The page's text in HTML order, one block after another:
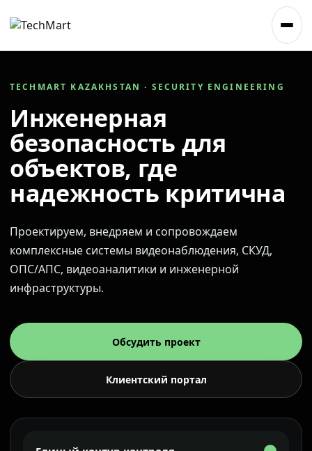
TECHMART KAZAKHSTAN · SECURITY ENGINEERING
Инженерная
безопасность для
объектов, где
надежность критична
Проектируем, внедряем и сопровождаем
комплексные системы видеонаблюдения, СКУД,
ОПС/АПС, видеоаналитики и инженерной
инфраструктуры.
Обсудить проект
Клиентский портал